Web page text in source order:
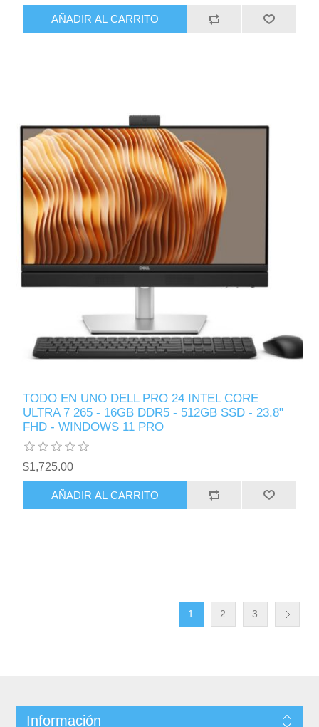
AÑADIR AL CARRITO
TODO EN UNO DELL PRO 24 INTEL CORE
ULTRA 7 265 - 16GB DDR5 - 512GB SSD - 23.8"
FHD - WINDOWS 11 PRO
$1,725.00
AÑADIR AL CARRITO
1 2 3
Información